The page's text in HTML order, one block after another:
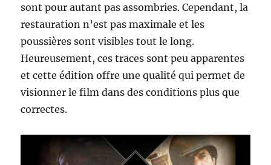
sont pour autant pas assombries. Cependant, la
restauration n’est pas maximale et les
poussières sont visibles tout le long.
Heureusement, ces traces sont peu apparentes
et cette édition offre une qualité qui permet de
visionner le film dans des conditions plus que
correctes.